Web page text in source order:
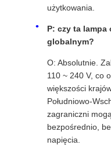
użytkowania.
P: czy ta lampa
globalnym?
O: Absolutnie.
110 ~ 240 V, co
większości
Południowo-
zagraniczni
bezpośrednio,
napięcia.